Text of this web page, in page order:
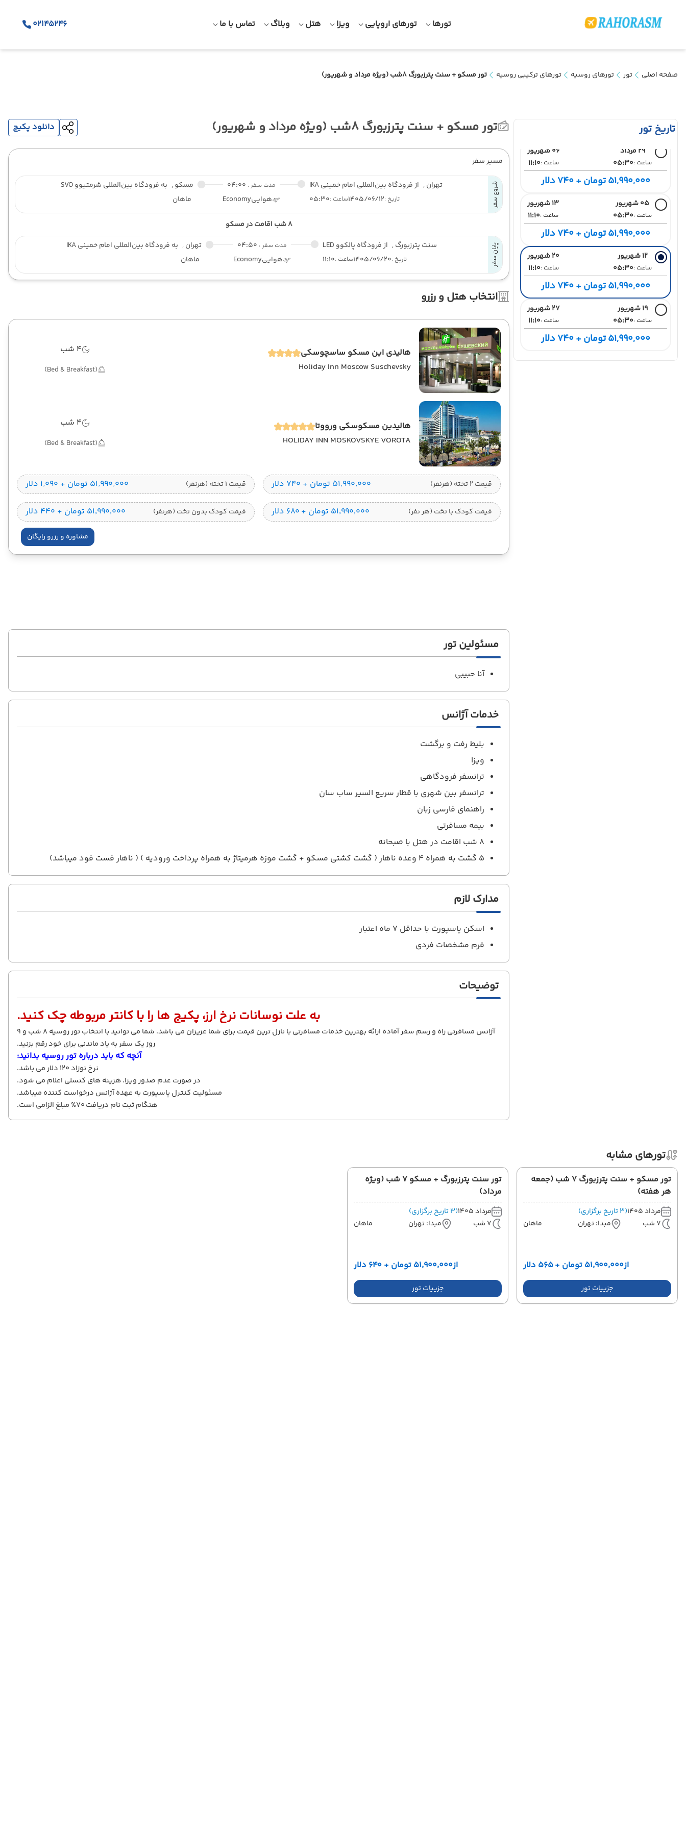
تورها تورهای اروپایی ویزا هتل وبلاگ تماس با ما 02145246
صفحه اصلی تور تورهای روسیه تورهای ترکیبی روسیه تور مسکو + سنت پترزبورگ 8شب (ویژه مرداد و شهریور)
تاریخ تور51,990,000 تومان + 740 دلار
29 مرداد
ساعت :05:30
06 شهریور
ساعت :11:10
51,990,000 تومان + 740 دلار
05 شهریور
ساعت :05:30
13 شهریور
ساعت :11:10
51,990,000 تومان + 740 دلار
12 شهریور
ساعت :05:30
20 شهریور
ساعت :11:10
51,990,000 تومان + 740 دلار
19 شهریور
ساعت :05:30
27 شهریور
ساعت :11:10
51,990,000 تومان + 740 دلار
تور مسکو + سنت پترزبورگ 8شب (ویژه مرداد و شهریور) دانلود پکیج
مسیر سفر
شروع سفر تهران , از فرودگاه بین‌المللی امام خمینی IKA
تاریخ :1405/06/12ساعت :05:30
مدت سفر : 04:00
هواییEconomy
مسکو , به فرودگاه بین‌المللی شرمتیوو SVO
ماهان
8 شب اقامت در مسکو
پایان سفر سنت پترزبورگ , از فرودگاه پالکوو LED
تاریخ :1405/06/20ساعت :11:10
مدت سفر : 04:50
هواییEconomy
تهران , به فرودگاه بین‌المللی امام خمینی IKA
ماهان
انتخاب هتل و رزرو
هالیدی این مسکو ساسچوسکی
Holiday Inn Moscow Suschevsky
4 شب
(Bed & Breakfast)
هالیدین مسکوسکی ورووتا
HOLIDAY INN MOSKOVSKYE VOROTA
4 شب
(Bed & Breakfast)
قیمت 2 تخته (هرنفر) ۵۱٬۹۹۰٬۰۰۰ تومان + ۷۴۰ دلار قیمت 1 تخته (هرنفر) ۵۱٬۹۹۰٬۰۰۰ تومان + ۱٬۰۹۰ دلار
قیمت کودک با تخت (هر نفر) ۵۱٬۹۹۰٬۰۰۰ تومان + ۶۸۰ دلار قیمت کودک بدون تخت (هرنفر) ۵۱٬۹۹۰٬۰۰۰ تومان + ۴۴۰ دلار
مشاوره و رزرو رایگان
مسئولین تور
آنا حبیبی
خدمات آژانس
بلیط رفت و برگشت
ویزا
ترانسفر فرودگاهی
ترانسفر بین شهری با قطار سریع السیر ساب سان
راهنمای فارسی زبان
بیمه مسافرتی
8 شب اقامت در هتل با صبحانه
5 گشت به همراه 4 وعده ناهار ( گشت کشتی مسکو + گشت موزه هرمیتاژ به همراه پرداخت ورودیه ) ( ناهار فست فود میباشد)
مدارک لازم
اسکن پاسپورت با حداقل 7 ماه اعتبار
فرم مشخصات فردی
توضیحات
به علت نوسانات نرخ ارز، پکیج ها را با کانتر مربوطه چک کنید.
آژانس مسافرتی راه و رسم سفر آماده ارائه بهترین خدمات مسافرتی با نازل ترین قیمت برای شما عزیزان می باشد. شما می توانید با انتخاب تور روسیه 8 شب و 9
روز یک سفر به یاد ماندنی برای خود رقم بزنید.
آنچه که باید درباره تور روسیه بدانید:
نرخ نوزاد 120 دلار می باشد.
در صورت عدم صدور ویزا، هزینه های کنسلی اعلام می شود.
مسئولیت کنترل پاسپورت به عهده آژانس درخواست کننده میباشد.
هنگام ثبت نام دریافت 70% مبلغ الزامی است.
تورهای مشابه
تور مسکو + سنت پترزبورگ 7 شب (جمعه
هر هفته)
مرداد 1405
(3 تاریخ برگزاری)
7 شب
مبدا: تهران ماهان
از۵۱٬۹۰۰٬۰۰۰ تومان + ۵۶۵ دلار
جزییات تور
تور سنت پترزبورگ + مسکو 7 شب (ویژه
مرداد)
مرداد 1405
(3 تاریخ برگزاری)
7 شب
مبدا: تهران ماهان
از۵۱٬۹۰۰٬۰۰۰ تومان + ۶۴۰ دلار
جزییات تور